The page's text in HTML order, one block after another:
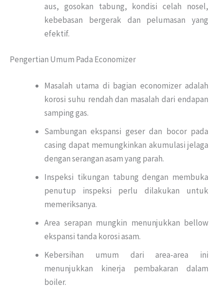
aus, gosokan tabung, kondisi celah nosel,
kebebasan bergerak dan pelumasan yang
efektif.
Pengertian Umum Pada Economizer
Masalah utama di bagian economizer adalah
korosi suhu rendah dan masalah dari endapan
samping gas.
Sambungan ekspansi geser dan bocor pada
casing dapat memungkinkan akumulasi jelaga
dengan serangan asam yang parah.
Inspeksi tikungan tabung dengan membuka
penutup inspeksi perlu dilakukan untuk
memeriksanya.
Area serapan mungkin menunjukkan bellow
ekspansi tanda korosi asam.
Kebersihan umum dari area-area ini
menunjukkan kinerja pembakaran dalam
boiler.